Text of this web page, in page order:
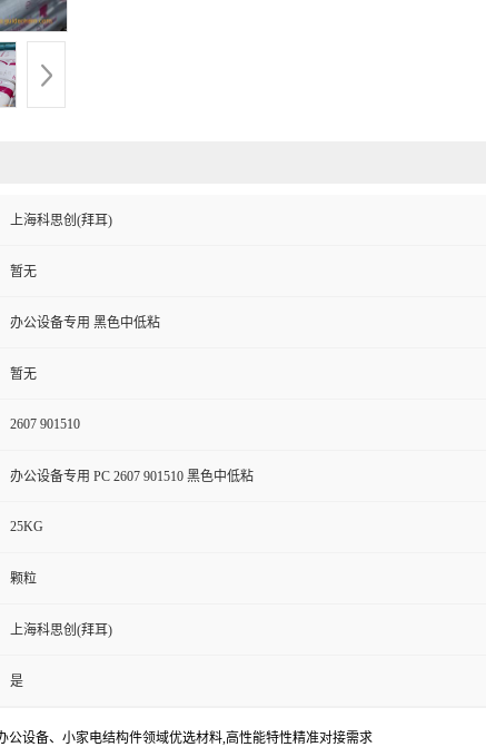
上海科思创(拜耳)
暂无
办公设备专用 黑色中低粘
暂无
2607 901510
办公设备专用 PC 2607 901510 黑色中低粘
25KG
颗粒
上海科思创(拜耳)
是
公设备、小家电结构件领域优选材料,高性能特性精准对接需求